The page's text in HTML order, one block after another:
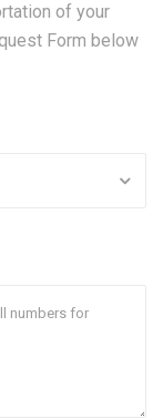
of your
Form below